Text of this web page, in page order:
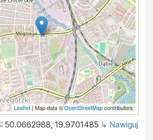
Leaflet | Map data ©OpenStreetMapcontributors
50.0662988, 19.9701485 ↳ Nawiguj